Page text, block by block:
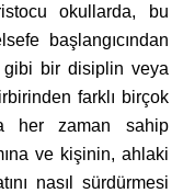
okullarda, bu
başlangıcından
bir disiplin veya
farklı birçok
her zaman sahip
ve kişinin, ahlaki
nasıl sürdürmesi